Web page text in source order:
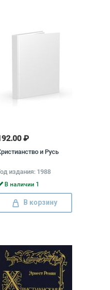
₽
и Русь
издания: 1988
В наличии 1
В корзину